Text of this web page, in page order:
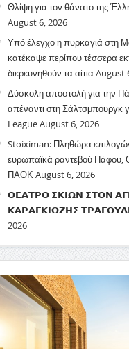
Θλίψη για τον θάνατο της
August 6, 2026
Υπό έλεγχο η πυρκαγιά στη
κατέκαψε περίπου τέσσερα
διερευνηθούν τα αίτια August
Δύσκολη αποστολή για την
απέναντι στη Σάλτσμπουργκ
LeagueAugust 6, 2026
Stoiximan: Πληθώρα
ευρωπαϊκά ραντεβού Πάφου,
ΠΑΟΚAugust 6, 2026
𝝝𝝚𝝖𝝩𝝦𝝤 𝝨𝝟𝝞𝝮𝝢 𝝨𝝩𝝤𝝢
𝝟𝝖𝝦𝝖𝝘𝝟𝝞𝝤𝝛𝝜𝝨
2026